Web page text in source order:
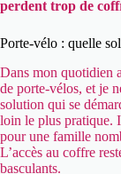
perdent trop de
Porte-vélo : quelle
Dans mon quotidien
de porte-vélos, et je
solution qui se
loin le plus pratique.
pour une famille
L’accès au coffre
basculants.